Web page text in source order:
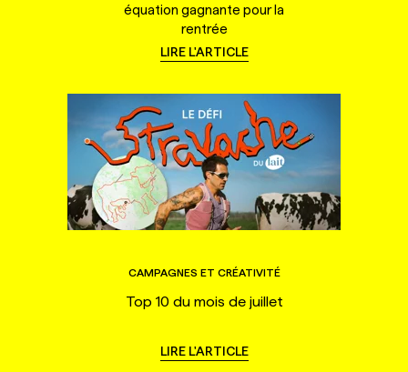
équation gagnante pour la
rentrée
LIRE L'ARTICLE
CAMPAGNES ET CRÉATIVITÉ
Top 10 du mois de juillet
LIRE L'ARTICLE